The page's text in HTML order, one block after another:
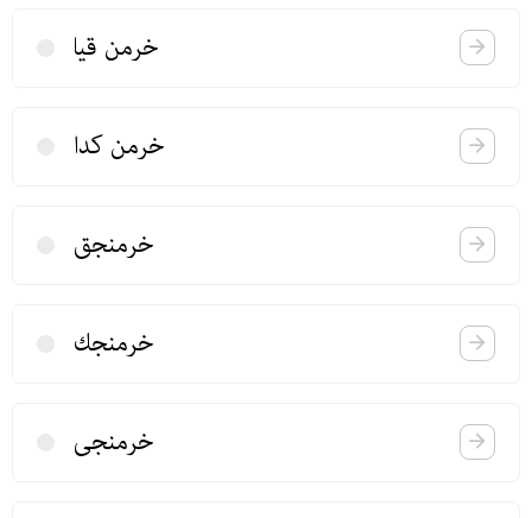
خرمن قیا
خرمن كدا
خرمنجق
خرمنجك
خرمنجی